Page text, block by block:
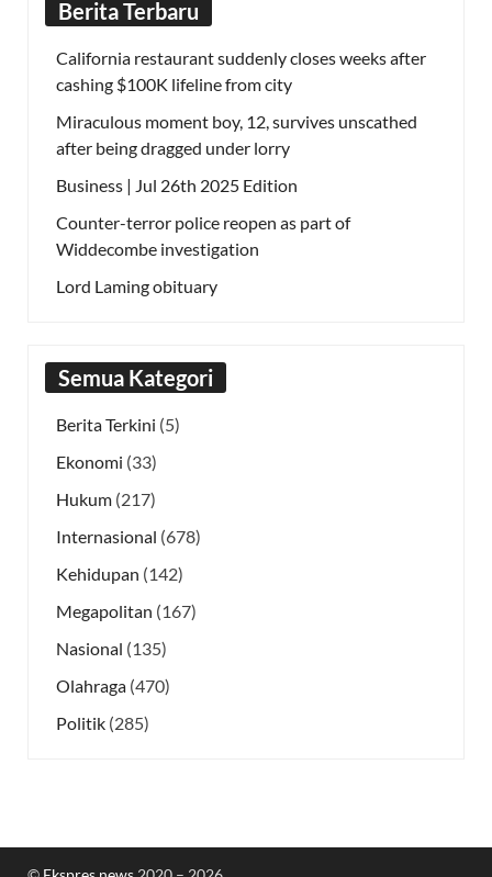
Berita Terbaru
California restaurant suddenly closes weeks after
cashing $100K lifeline from city
Miraculous moment boy, 12, survives unscathed
after being dragged under lorry
Business | Jul 26th 2025 Edition
Counter-terror police reopen as part of
Widdecombe investigation
Lord Laming obituary
Semua Kategori
Berita Terkini (5)
Ekonomi (33)
Hukum (217)
Internasional (678)
Kehidupan (142)
Megapolitan (167)
Nasional (135)
Olahraga (470)
Politik (285)